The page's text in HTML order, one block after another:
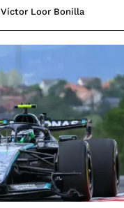
Víctor Loor Bonilla